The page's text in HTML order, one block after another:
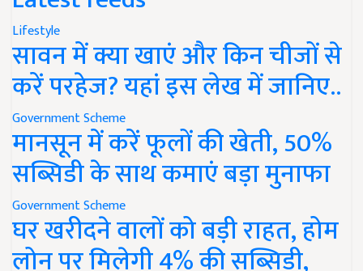
Lifestyle
सावन में क्या खाएं और किन चीजों से
करें परहेज? यहां इस लेख में जानिए..
Government Scheme
मानसून में करें फूलों की खेती, 50%
सब्सिडी के साथ कमाएं बड़ा मुनाफा
Government Scheme
घर खरीदने वालों को बड़ी राहत, होम
लोन पर मिलेगी 4% की सब्सिडी,